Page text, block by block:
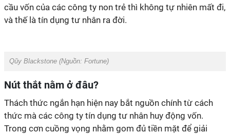
cầu vốn của các công ty non trẻ thì không tự nhiên mất đi,
và thế là tín dụng tư nhân ra đời.
Qũy Blackstone (Nguồn: Fortune)
Nút thắt nằm ở đâu?
Thách thức ngắn hạn hiện nay bắt nguồn chính từ cách
thức mà các công ty tín dụng tư nhân huy động vốn.
Trong cơn cuồng vọng nhằm gom đủ tiền mặt để giải